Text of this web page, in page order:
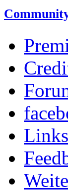
Links